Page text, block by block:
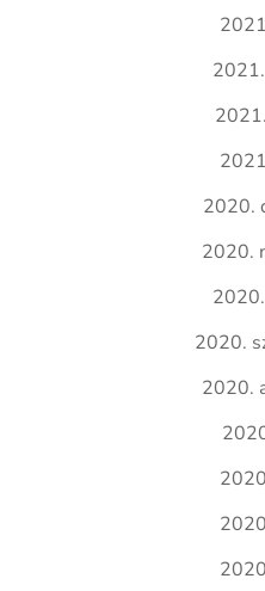
2020.
2020.
2020.
2020.